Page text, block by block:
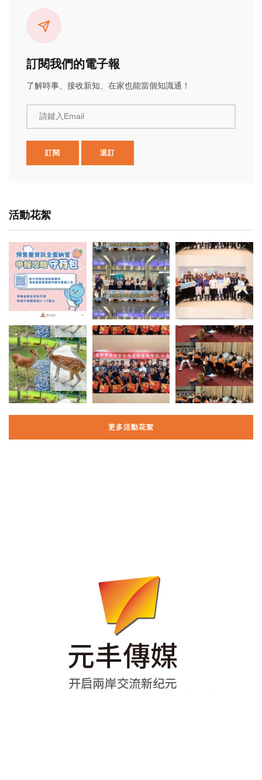
訂閱我們的電子報
了解時事、接收新知、在家也能當個知識通！
請鍵入Email
訂閱 退訂
活動花絮
更多活動花絮